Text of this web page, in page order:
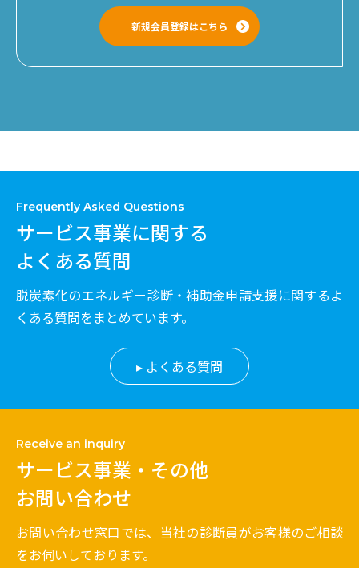
新規会員登録はこちら
Frequently Asked Questions
サービス事業に関する
よくある質問
脱炭素化のエネルギー診断・補助金申請支援に関するよ
くある質問をまとめています。
よくある質問
Receive an inquiry
サービス事業・その他
お問い合わせ
お問い合わせ窓口では、当社の診断員がお客様のご相談
をお伺いしております。